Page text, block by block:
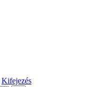
Kifejezés